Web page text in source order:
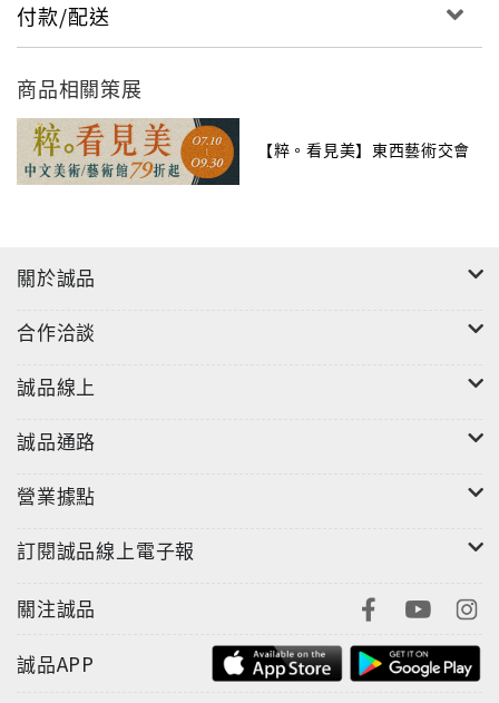
付款/配送
商品相關策展
【粹。看見美】東西藝術交會
關於誠品
合作洽談
誠品線上
誠品通路
營業據點
訂閱誠品線上電子報
關注誠品
誠品APP